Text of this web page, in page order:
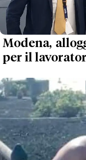
Modena,
per il